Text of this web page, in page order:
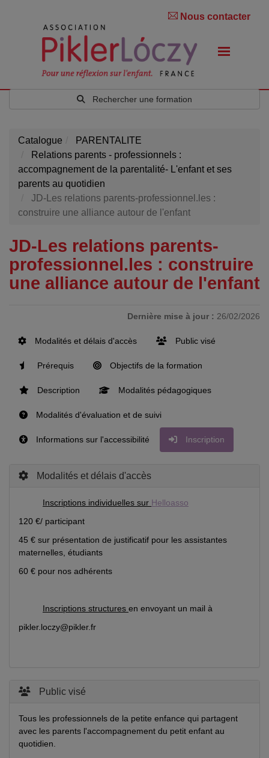
Nous contacter
Rechercher une formation
Catalogue
PARENTALITE
Relations parents - professionnels :
accompagnement de la parentalité- L'enfant et ses
parents au quotidien
JD-Les relations parents-professionnel.les :
construire une alliance autour de l'enfant
JD-Les relations parents-
professionnel.les : construire
une alliance autour de l'enfant
Dernière mise à jour : 26/02/2026
Modalités et délais d'accès Public visé
Prérequis Objectifs de la formation
Description Modalités pédagogiques
Modalités d'évaluation et de suivi
Informations sur l'accessibilité Inscription
Modalités et délais d'accès
Inscriptions individuelles sur Helloasso
120 €/ participant
45 € sur présentation de justificatif pour les assistantes
maternelles, étudiants
60 € pour nos adhérents
Inscriptions structures en envoyant un mail à
pikler.loczy@pikler.fr
Public visé
Tous les professionnels de la petite enfance qui partagent
avec les parents l'accompagnement du petit enfant au
quotidien.